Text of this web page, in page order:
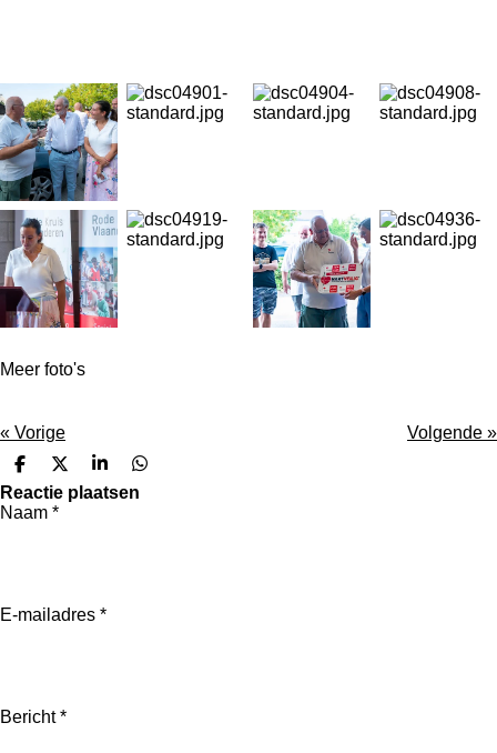
Meer foto's
« Vorige Volgende »
D
e
l
e
D
e
e
S
h
D
e
Reactie plaatsen
Naam *
E-mailadres *
Bericht *